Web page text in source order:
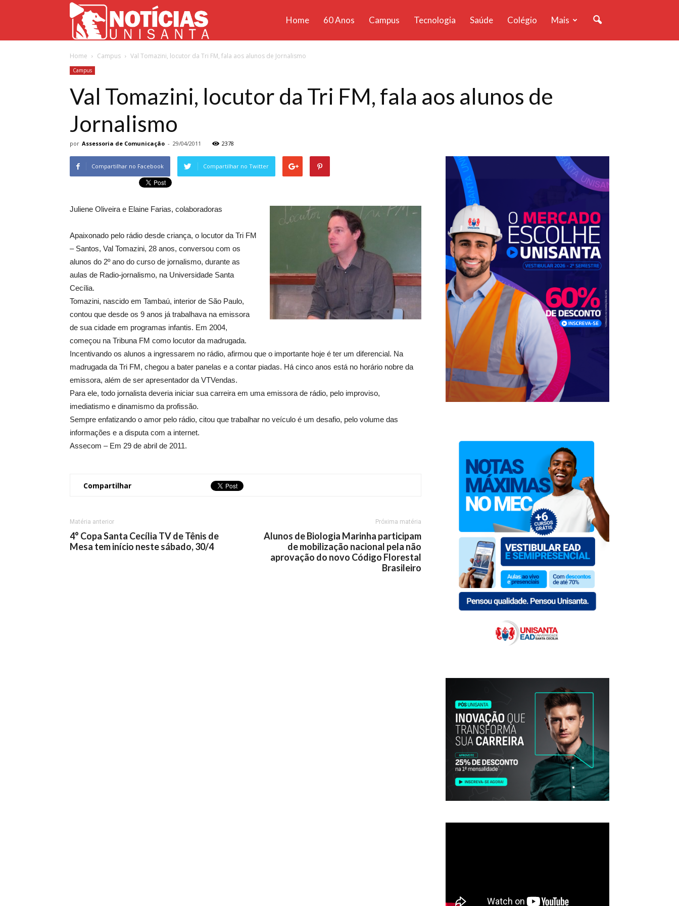
Unisanta
Home 60 Anos Campus Tecnologia Saúde Colégio Mais
Home Campus Val Tomazini, locutor da Tri FM, fala aos alunos de Jornalismo
Campus
Val Tomazini, locutor da Tri FM, fala aos alunos de
Jornalismo
por Assessoria de Comunicação - 29/04/2011 2378
Compartilhar no Facebook Compartilhar no Twitter
Juliene Oliveira e Elaine Farias, colaboradoras
Apaixonado pelo rádio desde criança, o locutor da Tri FM
– Santos, Val Tomazini, 28 anos, conversou com os
alunos do 2º ano do curso de jornalismo, durante as
aulas de Radio-jornalismo, na Universidade Santa
Cecília.
Tomazini, nascido em Tambaú, interior de São Paulo,
contou que desde os 9 anos já trabalhava na emissora
de sua cidade em programas infantis. Em 2004,
começou na Tribuna FM como locutor da madrugada.
Incentivando os alunos a ingressarem no rádio, afirmou que o importante hoje é ter um diferencial. Na
madrugada da Tri FM, chegou a bater panelas e a contar piadas. Há cinco anos está no horário nobre da
emissora, além de ser apresentador da VTVendas.
Para ele, todo jornalista deveria iniciar sua carreira em uma emissora de rádio, pelo improviso,
imediatismo e dinamismo da profissão.
Sempre enfatizando o amor pelo rádio, citou que trabalhar no veículo é um desafio, pelo volume das
informações e a disputa com a internet.
Assecom – Em 29 de abril de 2011.
Compartilhar
Matéria anterior
4° Copa Santa Cecília TV de Tênis de
Mesa tem início neste sábado, 30/4
Próxima matéria
Alunos de Biologia Marinha participam
de mobilização nacional pela não
aprovação do novo Código Florestal
Brasileiro